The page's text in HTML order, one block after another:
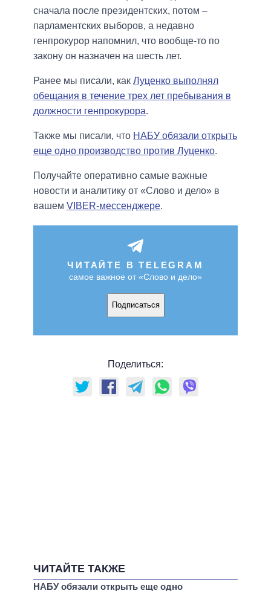
сначала после президентских, потом –
парламентских выборов, а недавно
генпрокурор напомнил, что вообще-то по
закону он назначен на шесть лет.
Ранее мы писали, как Луценко выполнял
обещания в течение трех лет пребывания в
должности генпрокурора.
Также мы писали, что НАБУ обязали открыть
еще одно производство против Луценко.
Получайте оперативно самые важные
новости и аналитику от «Слово и дело» в
вашем VIBER-мессенджере.
ЧИТАЙТЕ В TELEGRAM
самое важное от «Слово и дело»
Подписаться
Поделиться:
ЧИТАЙТЕ ТАКЖЕ
НАБУ обязали открыть еще одно